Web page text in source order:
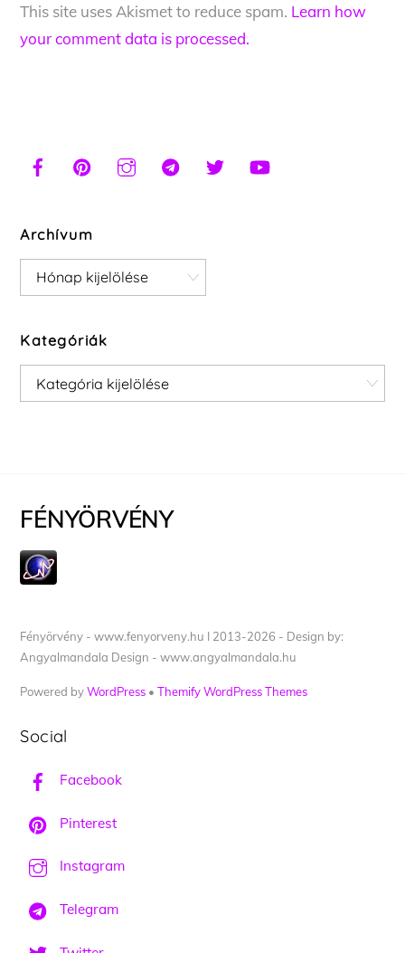
This site uses Akismet to reduce spam. Learn how
your comment data is processed.
Archívum
Archívum
Kategóriák
Kategóriák
FÉNYÖRVÉNY
Fényörvény - www.fenyorveny.hu I 2013-2026 - Design by:
Angyalmandala Design - www.angyalmandala.hu
Powered byWordPress •Themify WordPress Themes
Social
Facebook
Pinterest
Instagram
Telegram